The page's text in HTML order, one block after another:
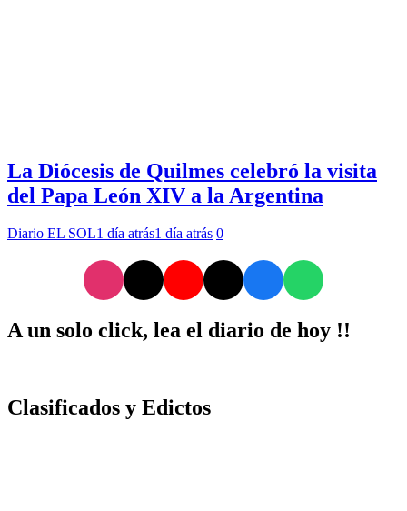
La Diócesis de Quilmes celebró la visita
del Papa León XIV a la Argentina
Diario EL SOL1 día atrás1 día atrás 0
A un solo click, lea el diario de hoy !!
Clasificados y Edictos